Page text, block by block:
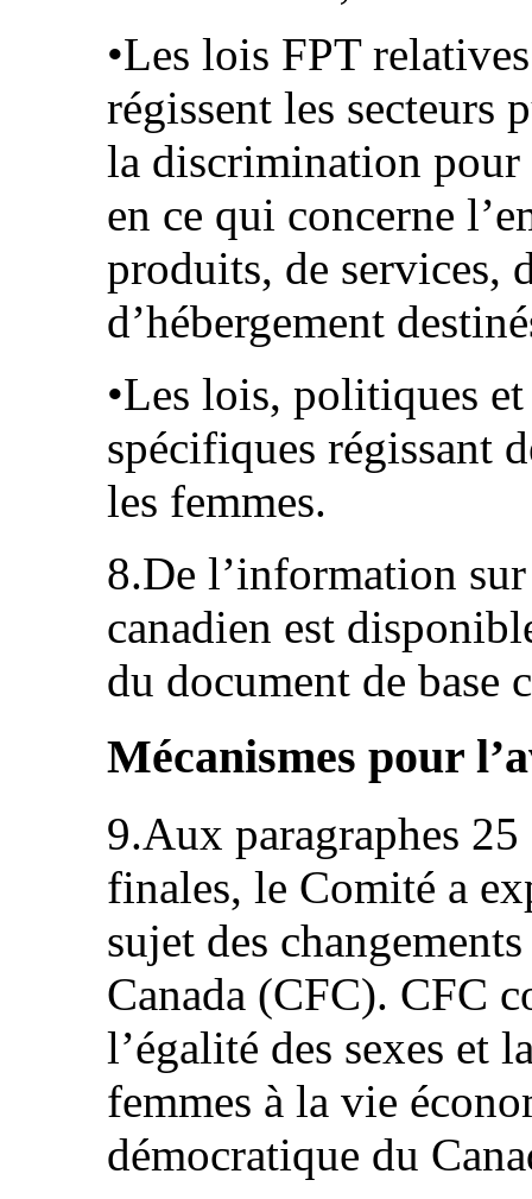
•Les lois FPT
régissent les secteurs
la discrimination pour
en ce qui concerne
produits, de services,
d’hébergement
•Les lois, politiques
spécifiques régissant
les femmes.
8.De l’information
canadien est
du document de base
Mécanismes pour
9.Aux paragraphes
finales, le Comité a
sujet des
Canada (CFC). CFC
l’égalité des sexes et
femmes à la vie
démocratique du